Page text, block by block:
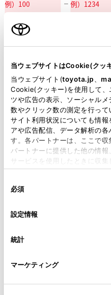
当ウェブサイトはCookie(クッ
当ウェブサイト(toyota.jp
Cookie(クッキー)を使用して
ツや広告の表示、ソーシャル
数やクリック数の測定を行っ
サイト利用状況についても情
アや広告配信、データ解析の
す。各パートナーは、ここで
パートナーに提供した他の情
サービスを使用したときに収
使用することがあります。当
デバイスにすべてのCookie(ク
意したことになります。
設定の変更、同意を撤回した
「Cookie（クッキー）情報の取
必須
設定情報
統計
マーケティング
必須 都道府県
必須 市区町村名
必須 丁目番地
任意 建物名